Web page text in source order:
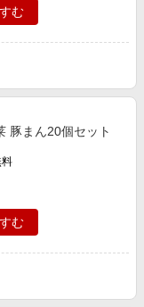
む
豚まん20個セット
む